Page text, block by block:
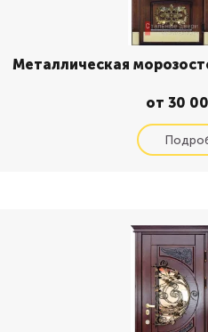
Металлическая
от 30